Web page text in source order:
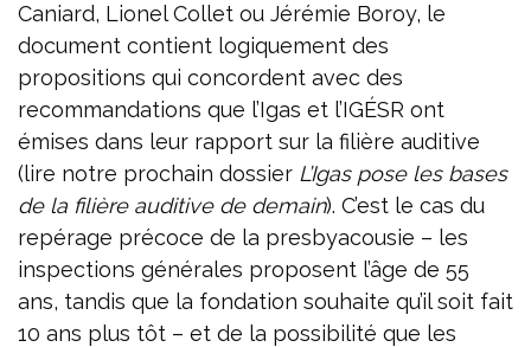
Caniard, Lionel Collet ou Jérémie Boroy, le
document contient logiquement des
propositions qui concordent avec des
recommandations que l’Igas et l’IGÉSR ont
émises dans leur rapport sur la filière auditive
(lire notre prochain dossier L’Igas pose les bases
de la filière auditive de demain). C’est le cas du
repérage précoce de la presbyacousie – les
inspections générales proposent l’âge de 55
ans, tandis que la fondation souhaite qu’il soit fait
10 ans plus tôt – et de la possibilité que les